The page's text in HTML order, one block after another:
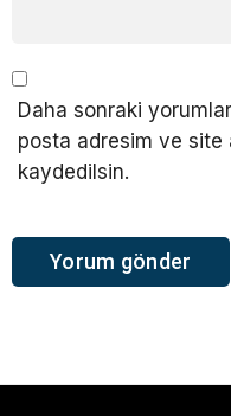
Daha sonraki
posta adresim ve site
kaydedilsin.